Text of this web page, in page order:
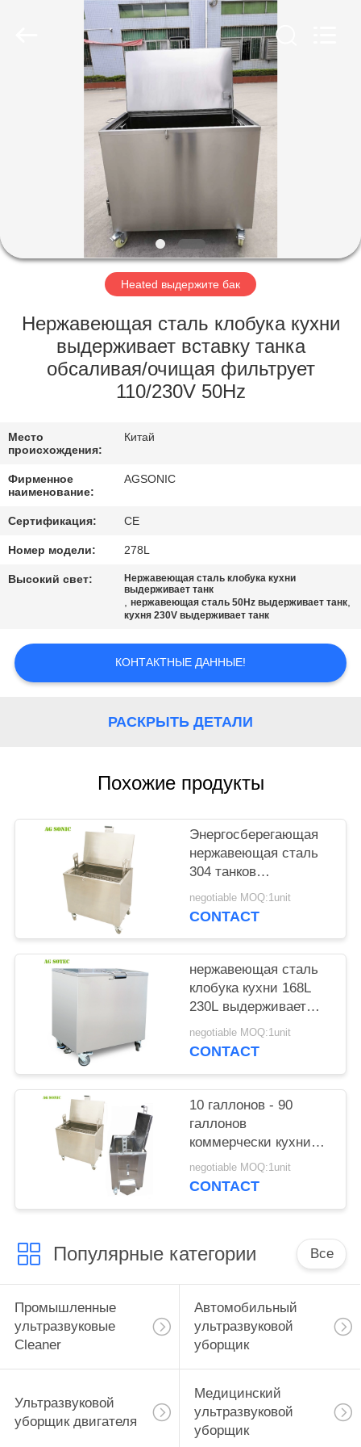
ПРОДУКТЫ
ШОУ
НАС
ПУТЕШЕСТВИЕ
ПРОВЕРКА
КАЧЕСТВА
СВЯЖИТЕСЬ
МЫ
СПРОСИТЕ
ЦИТАТУ
POLICY
Heated выдержите бак
Нержавеющая сталь клобука кухни
выдерживает вставку танка
обсаливая/очищая фильтрует
110/230V 50Hz
Место
происхождения:
Китай
Фирменное
наименование:
AGSONIC
Сертификация: CE
Номер модели: 278L
Высокий свет:
Нержавеющая сталь клобука кухни
выдерживает танк
,нержавеющая сталь 50Hz выдерживает танк,
кухня 230V выдерживает танк
КОНТАКТНЫЕ ДАННЫЕ!
РАСКРЫТЬ ДЕТАЛИ
Похожие продукты
Энергосберегающая
нержавеющая сталь
304 танков
оборудования чистки
печи для чистки
negotiable MOQ:1unit
CONTACT
нержавеющая сталь
клобука кухни 168L
230L выдерживает
танк с Lockable
колесами рицинуса
negotiable MOQ:1unit
CONTACT
10 галлонов - 90
галлонов
коммерчески кухни
выдерживают танк с
Lockable колесами
negotiable MOQ:1unit
CONTACT
Популярные категории Все
Промышленные
ультразвуковые
Cleaner
Автомобильный
ультразвуковой
уборщик
Ультразвуковой
уборщик двигателя
Медицинский
ультразвуковой
уборщик